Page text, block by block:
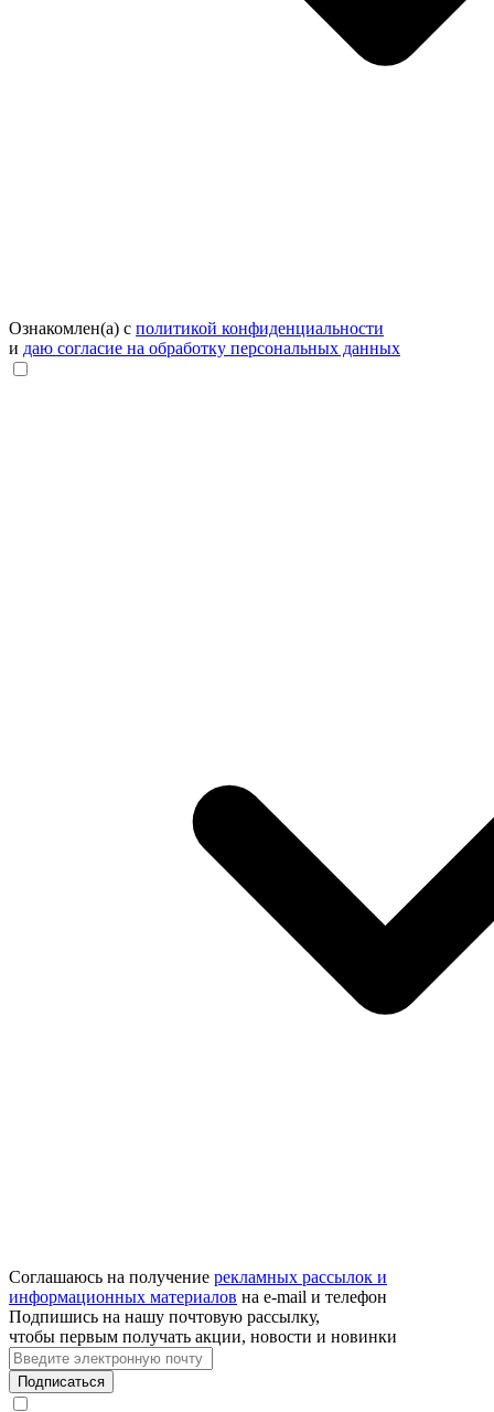
Ознакомлен(а) с политикой конфиденциальности
и даю согласие на обработку персональных данных
Соглашаюсь на получение рекламных рассылок и
информационных материалов на e‑mail и телефон
Подпишись на нашу почтовую рассылку,
чтобы первым получать акции, новости и новинки
Подписаться